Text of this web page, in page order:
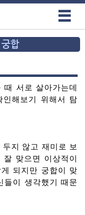
합
서로 살아가는데
인해보기 위해서 탐
지 않고 재미로 보
맞으면 이상적이
되지만 궁합이 맞
들이 생각했기 때문